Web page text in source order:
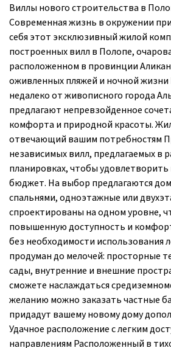
Виллы нового строительства в
Современная жизнь в окружении
себя этот эксклюзивный жилой
построенных вилл в Полопе,
расположенном в провинции
оживленных пляжей и ночной
недалеко от живописного города
предлагают непревзойденное
комфорта и природной красоты.
отвечающий вашим потребностям
независимых вилл, предлагаемых в
планировках, чтобы
бюджет. На выбор предлагаются
спальнями, одноэтажные или
спроектированы на одном уровне,
повышенную доступность и
без необходимости использования
продуман до мелочей: просторные
сады, внутренние и внешние
сможете наслаждаться
желанию можно заказать частные
придадут вашему новому дому
Удачное расположение с легким
направлениям Расположенный в